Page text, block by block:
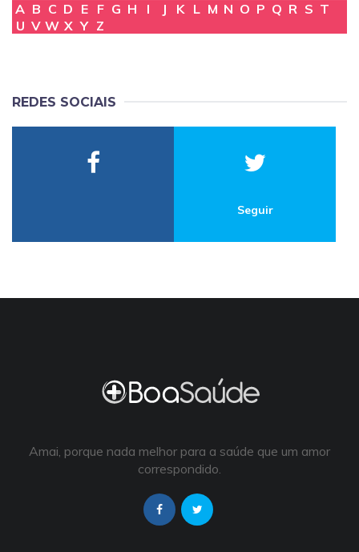
A B C D E F G H I J K L M N O P Q R S T
U V W X Y Z
REDES SOCIAIS
Seguir
Amai, porque nada melhor para a saúde que um amor
correspondido.